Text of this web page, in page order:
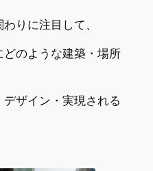
りに注目して、
のような建築・場所
ザイン・実現される